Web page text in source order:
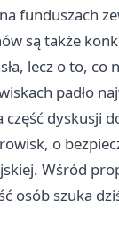
funduszach
są także
lecz o to, co
padło
część dyskusji
o
Wśród
osób szuka